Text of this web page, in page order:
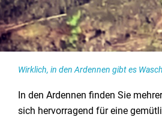
Wirklich, in den Ardennen gibt es
In den Ardennen finden Sie
sich hervorragend für eine